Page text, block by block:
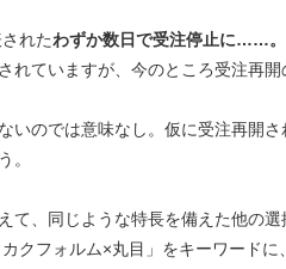
れたわずか数日で受注停止に……。
れていますが、今のところ受注再開
いのでは意味なし。仮に受注再開
。
て、同じような特長を備えた他の
クフォルム×丸目」をキーワード